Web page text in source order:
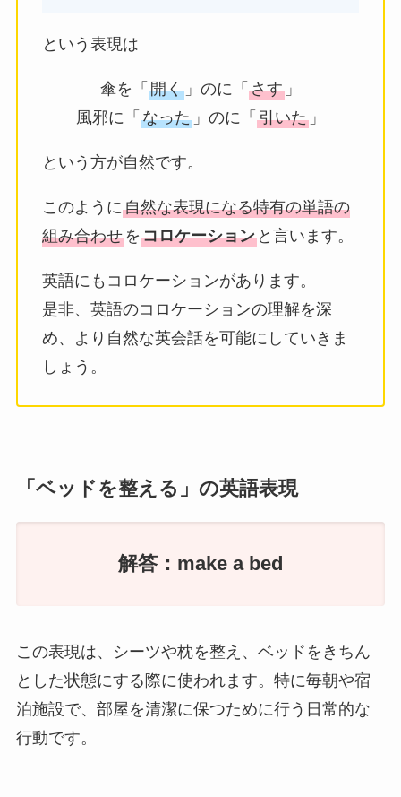
という表現は
傘を「 開く 」のに「 さす 」
風邪に「 なった 」のに「 引いた 」
という方が自然です。
このように自然な表現になる特有の単語の
組み合わせをコロケーションと言います。
英語にもコロケーションがあります。
是非、英語のコロケーションの理解を深
め、より自然な英会話を可能にしていきま
しょう。
「ベッドを整える」の英語表現
解答：make a bed
この表現は、シーツや枕を整え、ベッドをきちん
とした状態にする際に使われます。特に毎朝や宿
泊施設で、部屋を清潔に保つために行う日常的な
行動です。